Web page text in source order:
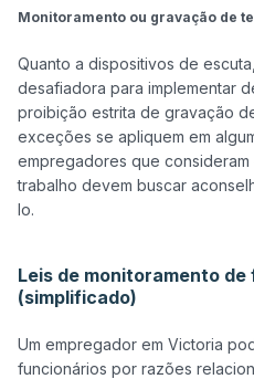
Monitoramento ou gravação de
Quanto a dispositivos de
desafiadora para implementar
proibição estrita de gravação
exceções se apliquem em
empregadores que
trabalho devem buscar
lo.
Leis de monitoramento
(simplificado)
Um empregador em Victoria
funcionários por razões